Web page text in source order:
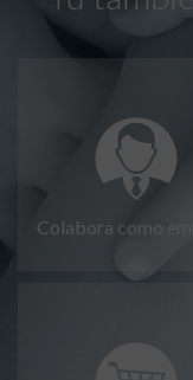
Colabora como